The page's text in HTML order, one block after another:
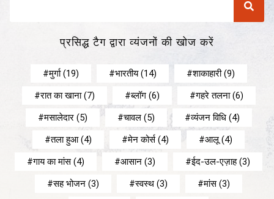
प्रसिद्ध टैग द्वारा व्यंजनों की खोज करें
मुर्गा(19) भारतीय(14) शाकाहारी(9)
रात का खाना(7) ब्लॉग(6) गहरे तलना(6)
मसालेदार(5) चावल(5) व्यंजन विधि(4)
तला हुआ(4) मेन कोर्स(4) आलू (4)
गाय का मांस(4) आसान (3) ईद-उल-एज़ाह(3)
सह भोजन (3) स्वस्थ (3) मांस(3)